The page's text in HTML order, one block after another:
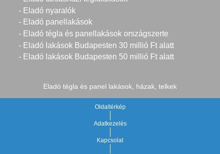
- Eladó nyaralók
- Eladó panellakások
- Eladó tégla és panellakások országszerte
- Eladó lakások Budapesten 30 millió Ft alatt
- Eladó lakások Budapesten 50 millió Ft alatt
Eladó tégla és panel lakások, házak, telkek
Oldaltérkép
Adatkezelés
Kapcsolat